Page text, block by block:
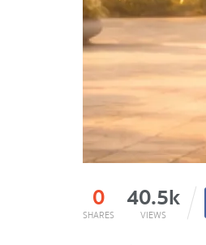
0
SHARES
40.5k
VIEWS